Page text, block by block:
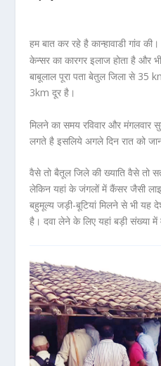
हम बात कर रहे हैकान्हावाडी गांव
केन्सर का कारगर इलाज होता है और भी
बाबूलालपूरा पताबेतुलजिला से 35
3kmदूर है।
मिलने का समय रविवार और
लगते है इसलिये अगले दिन रात को
वैसे तो बैतूल जिले की ख्याति वैसे तो
लेकिन यहां के जंगलों में कैंसर जैसी
बहुमूल्य जड़ी-बूटियां मिलने से भी यह
है। दवा लेने के लिए यहां बड़ी संख्या